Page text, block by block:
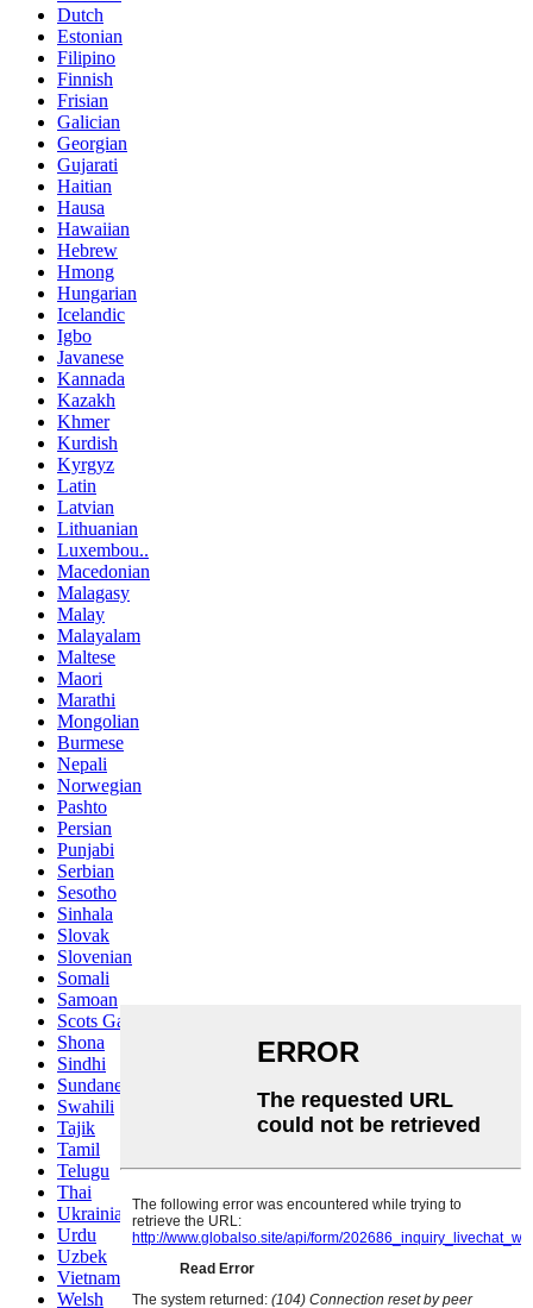
Dutch
Estonian
Filipino
Finnish
Frisian
Galician
Georgian
Gujarati
Haitian
Hausa
Hawaiian
Hebrew
Hmong
Hungarian
Icelandic
Igbo
Javanese
Kannada
Kazakh
Khmer
Kurdish
Kyrgyz
Latin
Latvian
Lithuanian
Luxembou..
Macedonian
Malagasy
Malay
Malayalam
Maltese
Maori
Marathi
Mongolian
Burmese
Nepali
Norwegian
Pashto
Persian
Punjabi
Serbian
Sesotho
Sinhala
Slovak
Slovenian
Somali
Samoan
Scots Gaelic
Shona
Sindhi
Sundanese
Swahili
Tajik
Tamil
Telugu
Thai
Ukrainian
Urdu
Uzbek
Vietnamese
Welsh